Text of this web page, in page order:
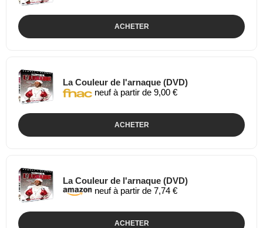
ACHETER
La Couleur de l'arnaque (DVD)
neuf à partir de 9,00 €
ACHETER
La Couleur de l'arnaque (DVD)
neuf à partir de 7,74 €
ACHETER